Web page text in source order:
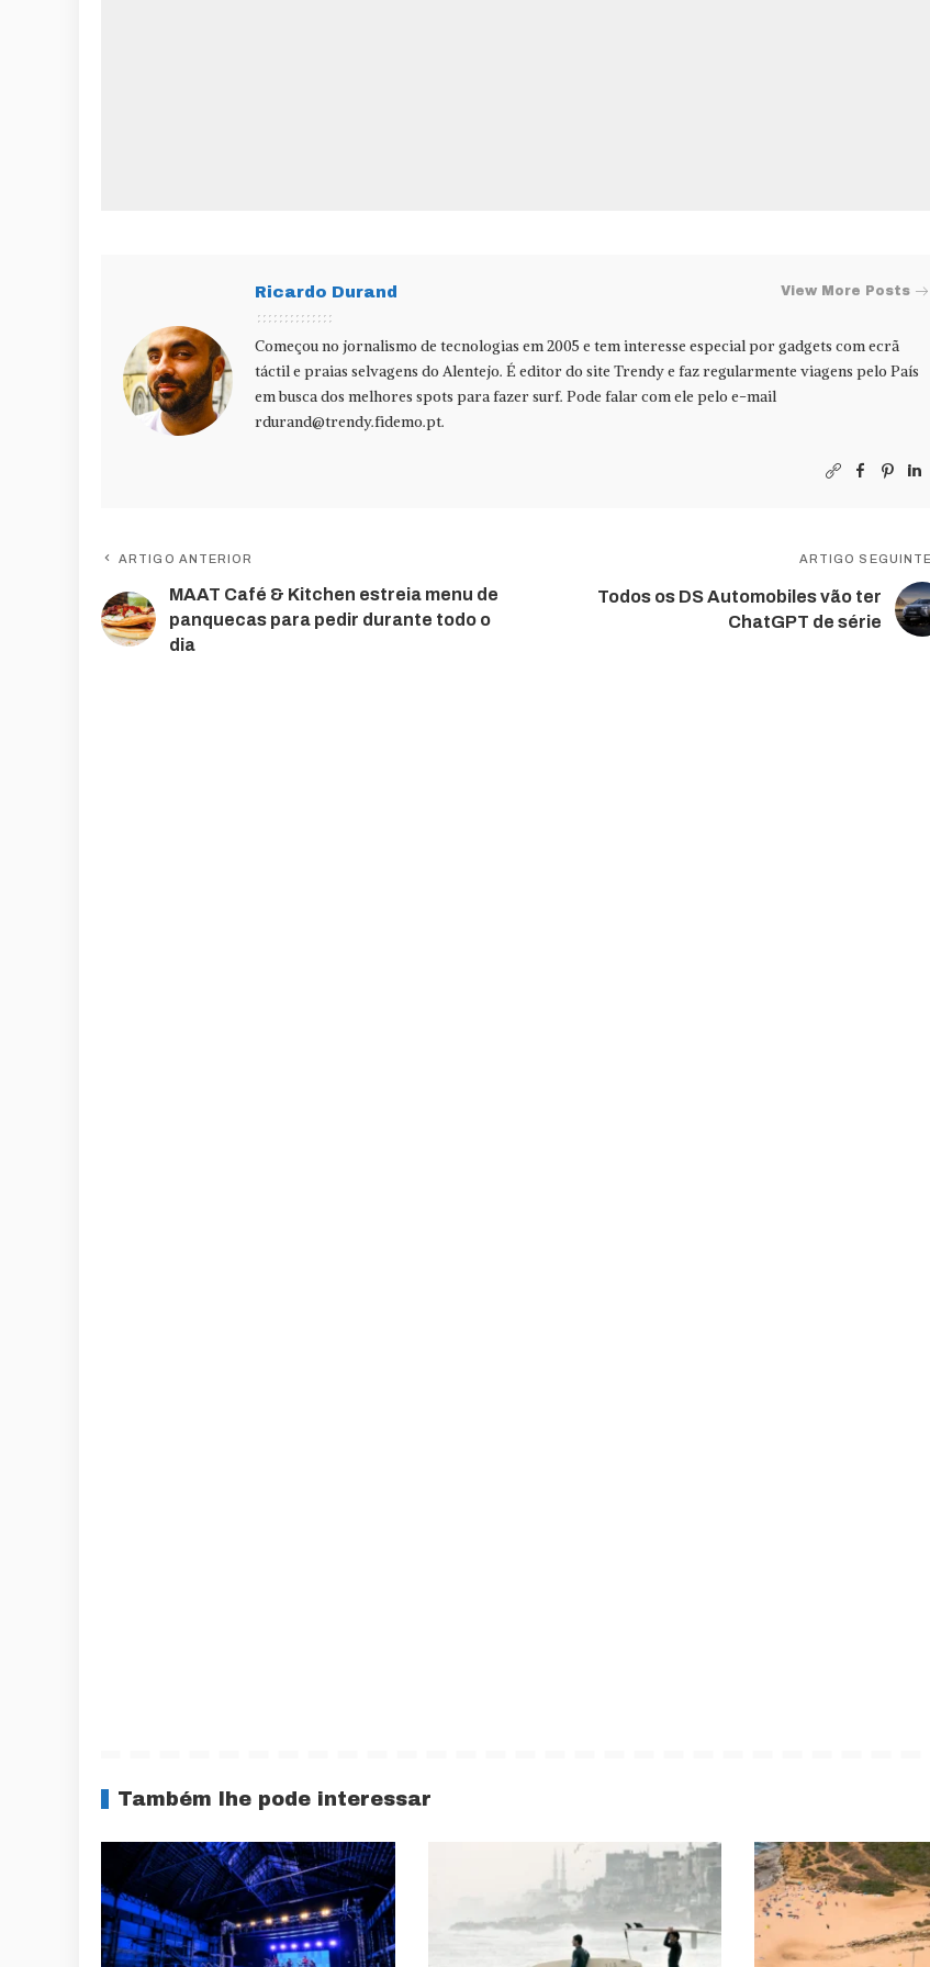
Ricardo Durand View More Posts
Começou no jornalismo de tecnologias em 2005 e tem interesse especial por gadgets com ecrã
táctil e praias selvagens do Alentejo. É editor do site Trendy e faz regularmente viagens pelo País
em busca dos melhores spots para fazer surf. Pode falar com ele pelo e-mail
rdurand@trendy.fidemo.pt.
ARTIGO ANTERIOR
MAAT Café & Kitchen estreia menu de
panquecas para pedir durante todo o
dia
ARTIGO SEGUINTE
Todos os DS Automobiles vão ter
ChatGPT de série
Também lhe pode interessar